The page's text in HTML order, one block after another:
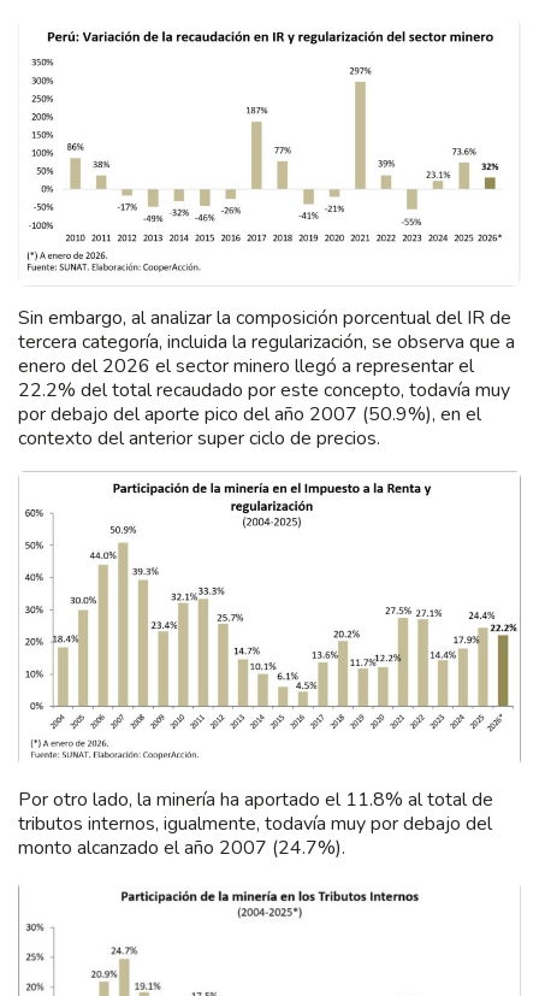
Sin embargo, al analizar la composición porcentual del IR de
tercera categoría, incluida la regularización, se observa que a
enero del 2026 el sector minero llegó a representar el
22.2% del total recaudado por este concepto, todavía muy
por debajo del aporte pico del año 2007 (50.9%), en el
contexto del anterior super ciclo de precios.
Por otro lado, la minería ha aportado el 11.8% al total de
tributos internos, igualmente, todavía muy por debajo del
monto alcanzado el año 2007 (24.7%).